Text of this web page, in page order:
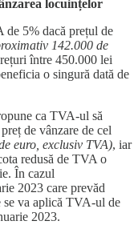
locuințelor
de 5% dacă prețul de
142.000 de
între 450.000 lei
o singură dată de
ca TVA-ul să
de vânzare de cel
euro, exclusiv TVA), iar
redusă de TVA o
În cazul
2023 care prevăd
se va aplică TVA-ul de
2023.